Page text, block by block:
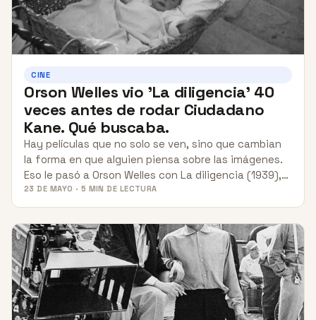
CINE
Orson Welles vio 'La diligencia' 40
veces antes de rodar Ciudadano
Kane. Qué buscaba.
Hay películas que no solo se ven, sino que cambian
la forma en que alguien piensa sobre las imágenes.
Eso le pasó a Orson Welles con La diligencia (1939),…
23 DE MAYO · 5 MIN DE LECTURA